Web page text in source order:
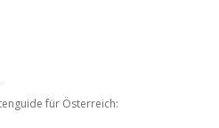
für Österreich: